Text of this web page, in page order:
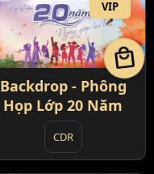
VIP
Backdrop - Phông
Họp Lớp 20 Năm
CDR
local_mall